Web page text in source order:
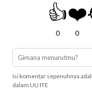
👍
0
❤️
0
Isi komentar sepenuhnya
dalam UU ITE